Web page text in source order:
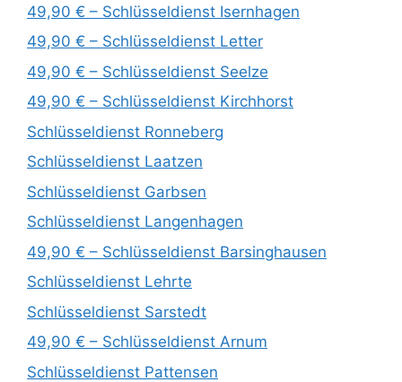
49,90 € – Schlüsseldienst Isernhagen
49,90 € – Schlüsseldienst Letter
49,90 € – Schlüsseldienst Seelze
49,90 € – Schlüsseldienst Kirchhorst
Schlüsseldienst Ronneberg
Schlüsseldienst Laatzen
Schlüsseldienst Garbsen
Schlüsseldienst Langenhagen
49,90 € – Schlüsseldienst Barsinghausen
Schlüsseldienst Lehrte
Schlüsseldienst Sarstedt
49,90 € – Schlüsseldienst Arnum
Schlüsseldienst Pattensen